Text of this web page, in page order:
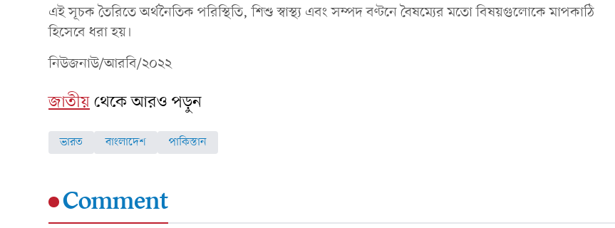
এই সূচক তৈরিতে অর্থনৈতিক পরিস্থিতি, শিশু স্বাস্থ্য এবং সম্পদ বণ্টনে বৈষম্যের মতো বিষয়গুলোকে মাপকাঠি
হিসেবে ধরা হয়।
নিউজনাউ/আরবি/২০২২
জাতীয়থেকে আরও পড়ুন
ভারত বাংলাদেশ পাকিস্তান
Comment